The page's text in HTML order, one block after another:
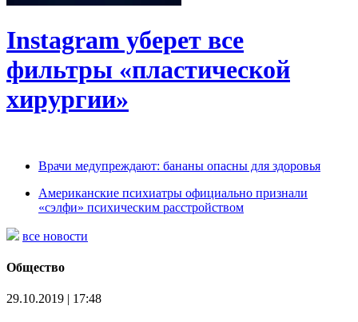
Instagram уберет все
фильтры «пластической
хирургии»
Врачи медупреждают: бананы опасны для здоровья
Американские психиатры официально признали
«сэлфи» психическим расстройством
все новости
Общество
29.10.2019 | 17:48